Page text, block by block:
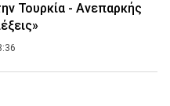
Τουρκία - Ανεπαρκής